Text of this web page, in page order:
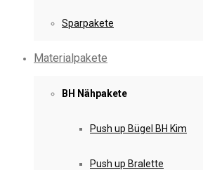
Sparpakete
Materialpakete
BH Nähpakete
Push up Bügel BH Kim
Push up Bralette